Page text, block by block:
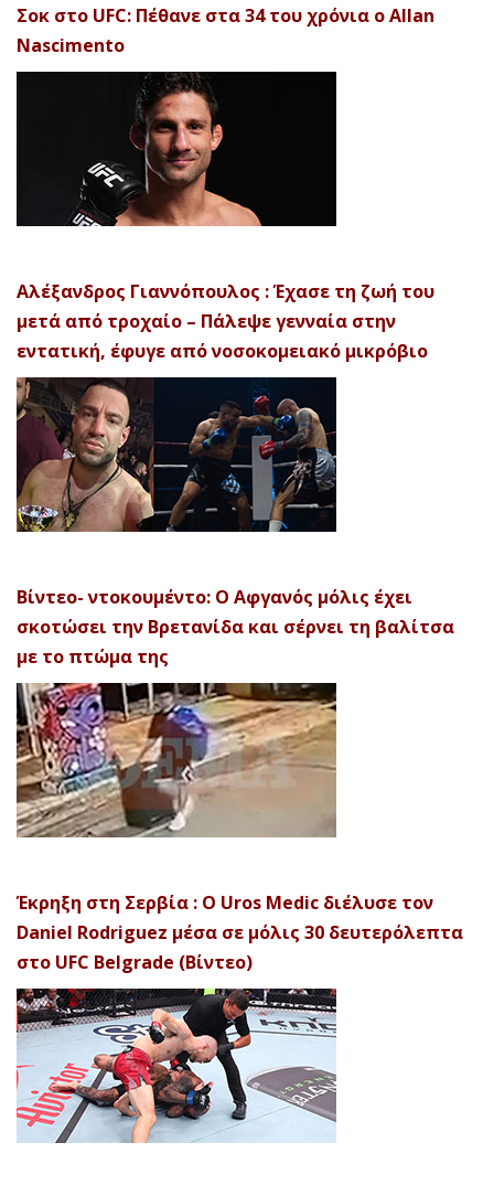
Σοκ στο UFC: Πέθανε στα 34 του χρόνια ο Allan
Nascimento
Αλέξανδρος Γιαννόπουλος : Έχασε τη ζωή του
μετά από τροχαίο – Πάλεψε γενναία στην
εντατική, έφυγε από νοσοκομειακό μικρόβιο
Βίντεο- ντοκουμέντο: Ο Αφγανός μόλις έχει
σκοτώσει την Βρετανίδα και σέρνει τη βαλίτσα
με το πτώμα της
Έκρηξη στη Σερβία : Ο Uros Medic διέλυσε τον
Daniel Rodriguez μέσα σε μόλις 30 δευτερόλεπτα
στο UFC Belgrade (Βίντεο)